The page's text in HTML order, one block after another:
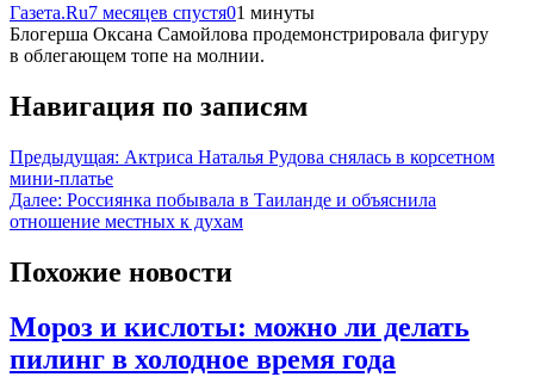
Газета.Ru7 месяцев спустя01 минуты
Блогерша Оксана Самойлова продемонстрировала фигуру
в облегающем топе на молнии.
Навигация по записям
Предыдущая: Актриса Наталья Рудова снялась в корсетном
мини-платье
Далее: Россиянка побывала в Таиланде и объяснила
отношение местных к духам
Похожие новости
Мороз и кислоты: можно ли делать
пилинг в холодное время года